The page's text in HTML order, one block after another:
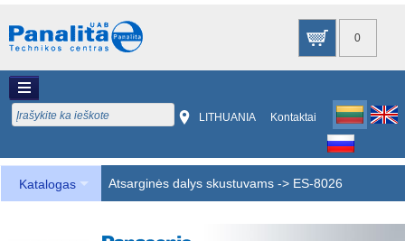
0
LITHUANIA Kontaktai
Katalogas Atsarginės dalys skustuvams -> ES-8026